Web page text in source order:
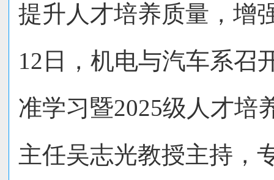
提升人才培养质量，增
12 日，机电与汽车系召
准学习暨2025级人才培
主任吴志光教授主持，